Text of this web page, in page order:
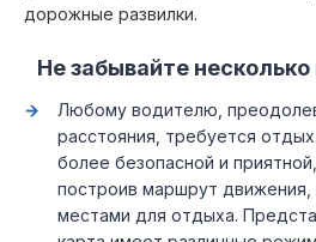
дорожные развилки.
Не забывайте
Любому водителю,
расстояния, требуется
более безопасной и
построив маршрут
местами для отдыха.